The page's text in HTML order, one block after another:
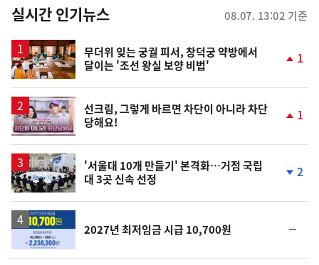
뉴
스
실시간 인기뉴스 08.07. 13:02 기준
무더위 잊는 궁궐 피서, 창덕궁 약방에서
달이는 '조선 왕실 보양 비법'
1
영
상
선크림, 그렇게 바르면 차단이 아니라 차단
당해요!
1
'서울대 10개 만들기' 본격화…거점 국립
대 3곳 신속 선정
2
2027년 최저임금 시급 10,700원